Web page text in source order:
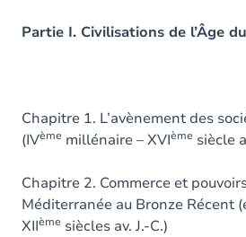
Partie I. Civilisations de l’Âge
Chapitre 1. L’avènement des
(IVème millénaire – XVIème siècle
Chapitre 2. Commerce et
Méditerranée au Bronze Récent
XIIème siècles av. J.-C.)